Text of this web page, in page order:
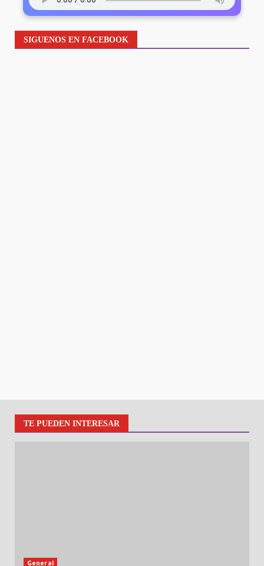
SIGUENOS EN FACEBOOK
TE PUEDEN INTERESAR
General